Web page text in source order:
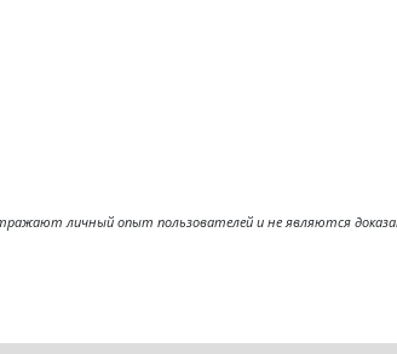
личный опыт пользователей и не являются